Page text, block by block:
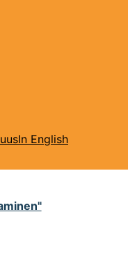
In English